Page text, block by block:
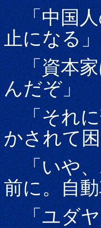
「中国人
止になる」
「資本家
んだぞ」
「それに
かされて
「いや、
前に。自
「ユダヤ